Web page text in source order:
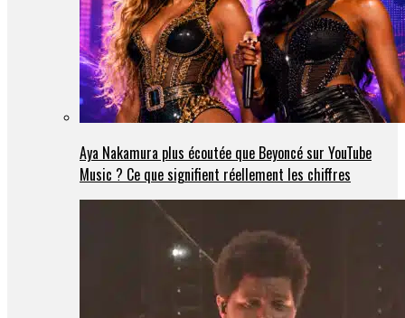
Aya Nakamura plus écoutée que Beyoncé sur YouTube
Music ? Ce que signifient réellement les chiffres